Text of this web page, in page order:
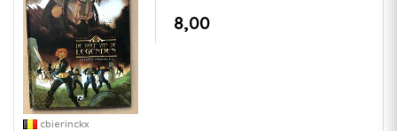
8,00
cbierinckx